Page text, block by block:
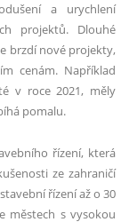
a urychlení
projektů. Dlouhé
brzdí nové projekty,
cenám. Například
v roce 2021, měly
pomalu​.
řízení, která
ze zahraničí
řízení až o 30
městech s vysokou